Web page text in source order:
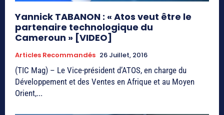
Yannick TABANON : « Atos veut être le
partenaire technologique du
Cameroun » [VIDEO]
Articles Recommandés 26 Juillet, 2016
(TIC Mag) – Le Vice-président d’ATOS, en charge du
Développement et des Ventes en Afrique et au Moyen
Orient,...